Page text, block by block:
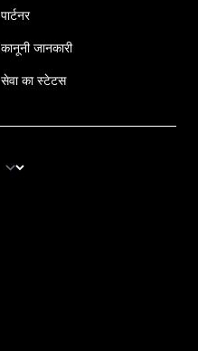
पार्टनर
कानूनी जानकारी
सेवा का स्टेटस